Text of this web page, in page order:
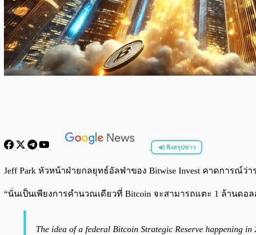
ฟังสรุปข่าว
พร้อมเล่น
Jeff Park หัวหน้าฝ่ายกลยุทธ์อัลฟ่าของ Bitwise Invest คาดการณ์ว่า
“นั่นเป็นเพียงการคำนวณเดียวที่ Bitcoin จะสามารถแตะ 1 ล้านดอ
The idea of a federal Bitcoin Strategic Reserve happening in